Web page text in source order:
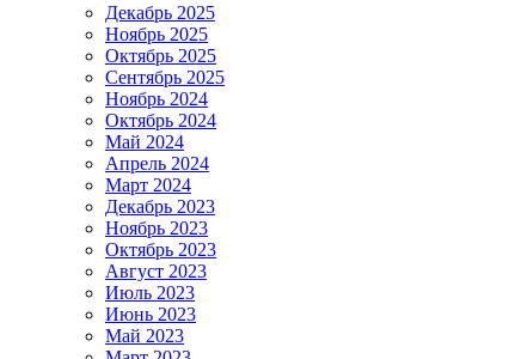
Декабрь 2025
Ноябрь 2025
Октябрь 2025
Сентябрь 2025
Ноябрь 2024
Октябрь 2024
Май 2024
Апрель 2024
Март 2024
Декабрь 2023
Ноябрь 2023
Октябрь 2023
Август 2023
Июль 2023
Июнь 2023
Май 2023